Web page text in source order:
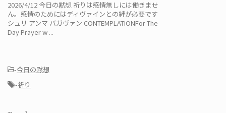
2026/4/12 今日の黙想 祈りは感情無しには働きませ
ん。感情のためにはディヴァインとの絆が必要です
シュリ アンマ バガヴァン CONTEMPLATIONFor The
Day Prayer w ...
-今日の黙想
-祈り